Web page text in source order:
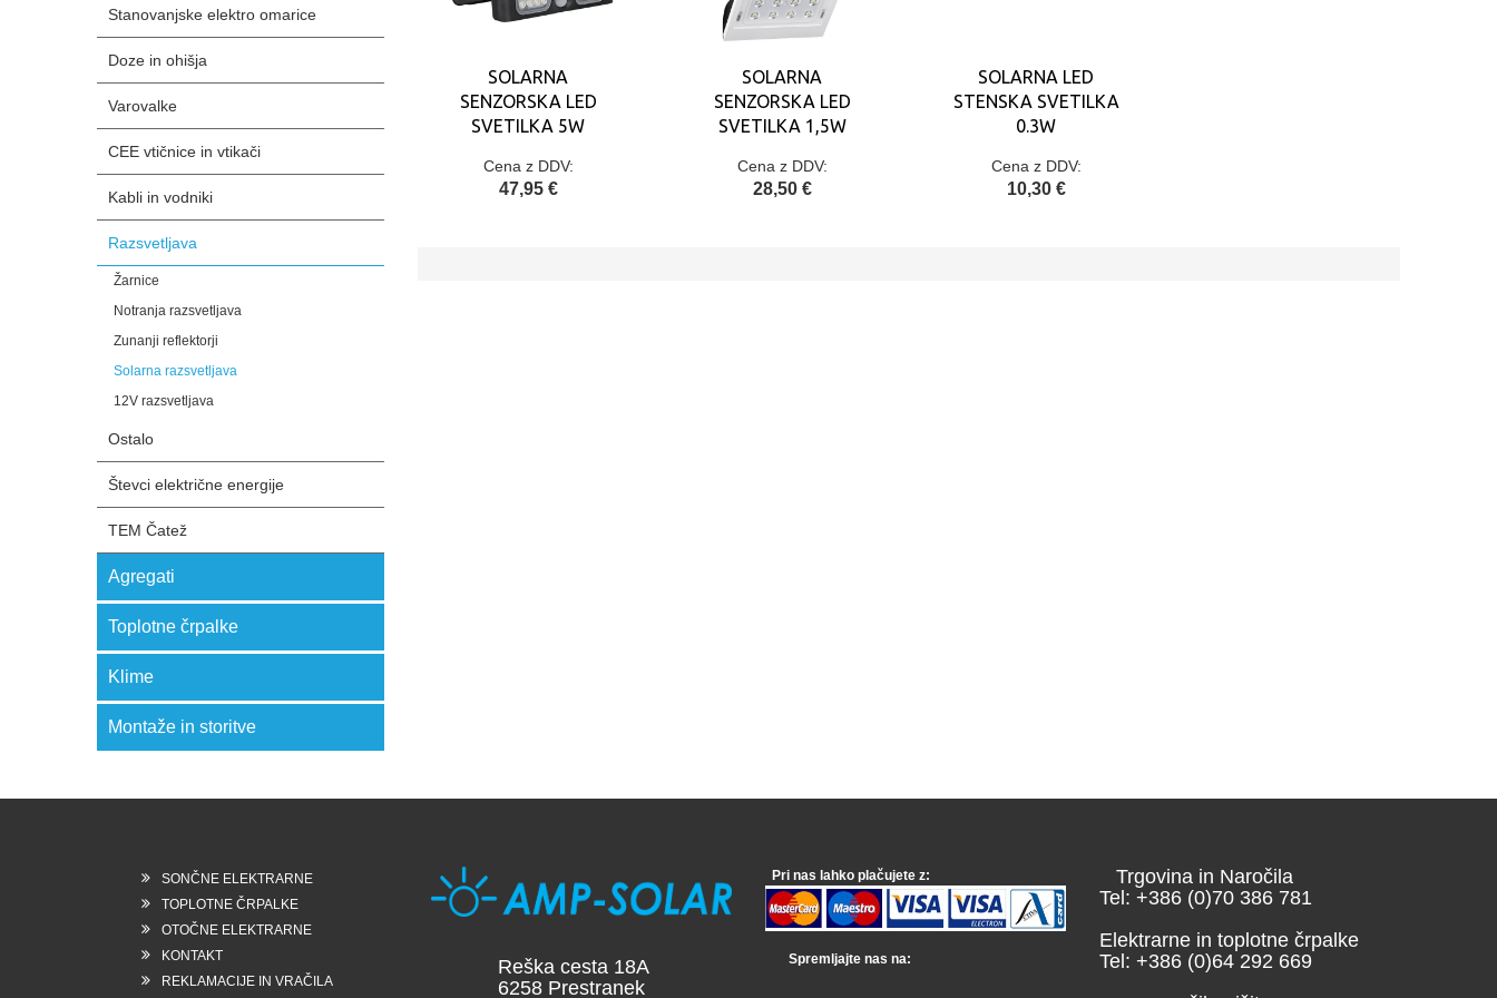
Stanovanjske elektro omarice
Doze in ohišja
Varovalke
CEE vtičnice in vtikači
Kabli in vodniki
Razsvetljava
Žarnice
Notranja razsvetljava
Zunanji reflektorji
Solarna razsvetljava
12V razsvetljava
Ostalo
Števci električne energije
TEM Čatež
Agregati
Toplotne črpalke
Klime
Montaže in storitve
SOLARNA
SENZORSKA LED
SVETILKA 5W
Cena z DDV:
47,95 €
SOLARNA
SENZORSKA LED
SVETILKA 1,5W
Cena z DDV:
28,50 €
SOLARNA LED
STENSKA SVETILKA
0.3W
Cena z DDV:
10,30 €
SONČNE ELEKTRARNE
TOPLOTNE ČRPALKE
OTOČNE ELEKTRARNE
KONTAKT
REKLAMACIJE IN VRAČILA
Reška cesta 18A
6258 Prestranek
Pri nas lahko plačujete z:
Spremljajte nas na:
Trgovina in Naročila
Tel: +386 (0)70 386 781
Elektrarne in toplotne črpalke
Tel: +386 (0)64 292 669